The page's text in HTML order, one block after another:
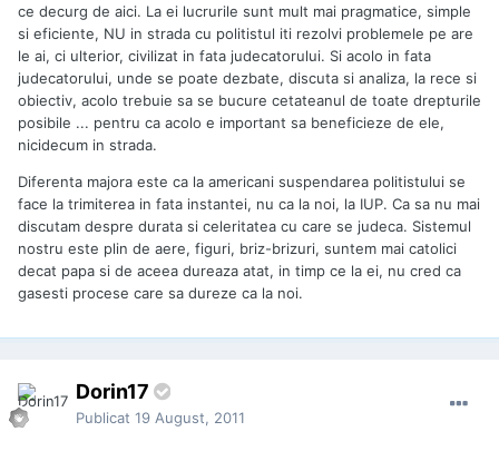
ce decurg de aici. La ei lucrurile sunt mult mai pragmatice, simple
si eficiente, NU in strada cu politistul iti rezolvi problemele pe are
le ai, ci ulterior, civilizat in fata judecatorului. Si acolo in fata
judecatorului, unde se poate dezbate, discuta si analiza, la rece si
obiectiv, acolo trebuie sa se bucure cetateanul de toate drepturile
posibile ... pentru ca acolo e important sa beneficieze de ele,
nicidecum in strada.
Diferenta majora este ca la americani suspendarea politistului se
face la trimiterea in fata instantei, nu ca la noi, la IUP. Ca sa nu mai
discutam despre durata si celeritatea cu care se judeca. Sistemul
nostru este plin de aere, figuri, briz-brizuri, suntem mai catolici
decat papa si de aceea dureaza atat, in timp ce la ei, nu cred ca
gasesti procese care sa dureze ca la noi.
Dorin17
Publicat 19 August, 2011